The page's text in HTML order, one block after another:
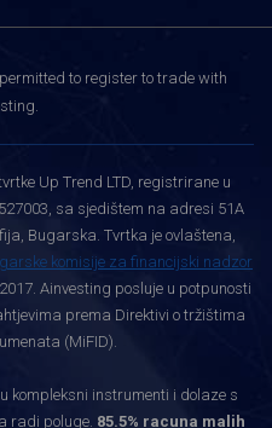
to register to trade with
Up Trend LTD, registrirane u
sa sjedištem na adresi 51A
Bugarska. Tvrtka je ovlaštena,
komisije za financijski nadzor
Ainvesting posluje u potpunosti
prema Direktivi o tržištima
(MiFID).
kompleksni instrumenti i dolaze s
radi poluge. 85.5% racuna malih